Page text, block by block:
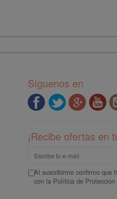
Síguenos en
¡Recibe ofertas en
Al suscribirme confirmo que
con la Política de